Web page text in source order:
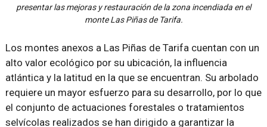
presentar las mejoras y restauración de la zona incendiada en el
monte Las Piñas de Tarifa.
Los montes anexos a Las Piñas de Tarifa cuentan con un
alto valor ecológico por su ubicación, la influencia
atlántica y la latitud en la que se encuentran. Su arbolado
requiere un mayor esfuerzo para su desarrollo, por lo que
el conjunto de actuaciones forestales o tratamientos
selvícolas realizados se han dirigido a garantizar la